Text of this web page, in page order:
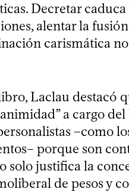
Decretar caduca
alentar la
carismática
Laclau destacó
a cargo
–como
porque son
solo justifica la
de pesos y